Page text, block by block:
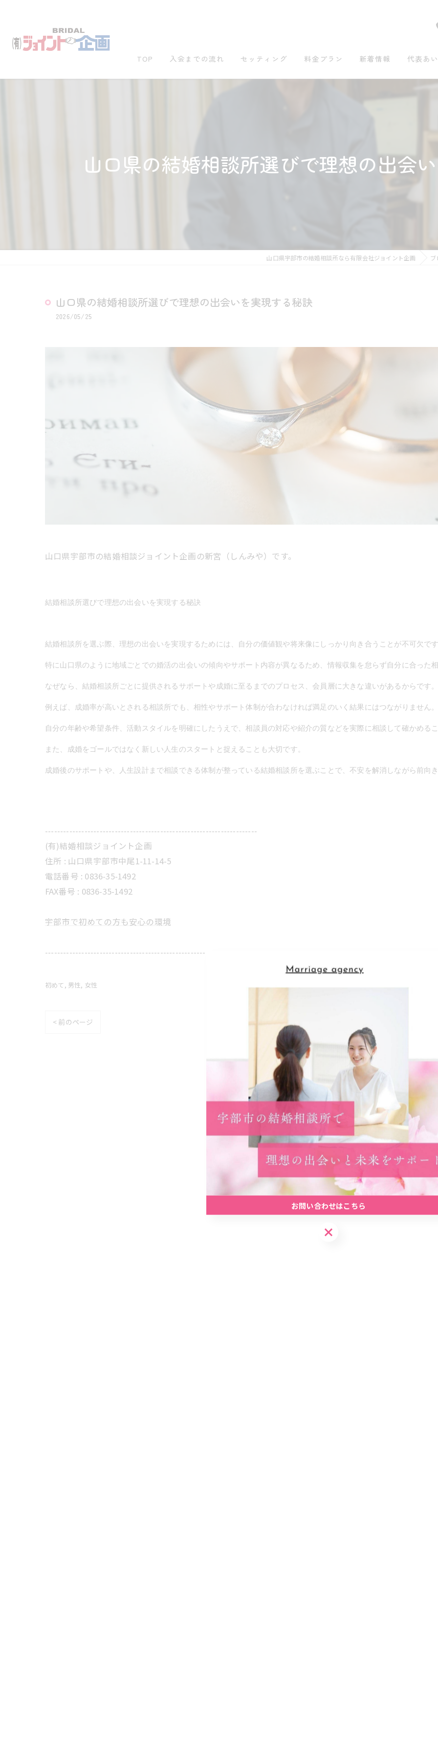
TOP 入会までの流れ セッティング 料金プラン 新着情報 代表あ
山口県の結婚相談所選びで理想の出会
山口県宇部市の結婚相談所なら有限会社ジョイント企画
山口県の結婚相談所選びで理想の出会いを実現する秘訣
2026/05/25
山口県宇部市の結婚相談ジョイント企画の新宮（しんみや）です。
結婚相談所選びで理想の出会いを実現する秘訣
結婚相談所を選ぶ際、理想の出会いを実現するためには、自分の価値観や将来像にしっかり向き合うことが不可欠で
特に山口県のように地域ごとでの婚活の出会いの傾向やサポート内容が異なるため、情報収集を怠らず自分に合った
なぜなら、結婚相談所ごとに提供されるサポートや成婚に至るまでのプロセス、会員層に大きな違いがあるからです
例えば、成婚率が高いとされる相談所でも、相性やサポート体制が合わなければ満足のいく結果にはつながりません
自分の年齢や希望条件、活動スタイルを明確にしたうえで、相談員の対応や紹介の質などを実際に相談して確かめる
また、成婚をゴールではなく新しい人生のスタートと捉えることも大切です。
成婚後のサポートや、人生設計まで相談できる体制が整っている結婚相談所を選ぶことで、不安を解消しながら前向
----------------------------------------------------------------------
(有)結婚相談ジョイント企画
住所 : 山口県宇部市中尾1-11-14-5
電話番号 : 0836-35-1492
FAX番号 : 0836-35-1492
宇部市で初めての方も安心の環境
----------------------------------------------------------------------
初めて 男性 女性
< 前のページ
関連タグ
#出会い #婚活 #地元密着
お問い合わせはこちら
お問い合わせはこちら